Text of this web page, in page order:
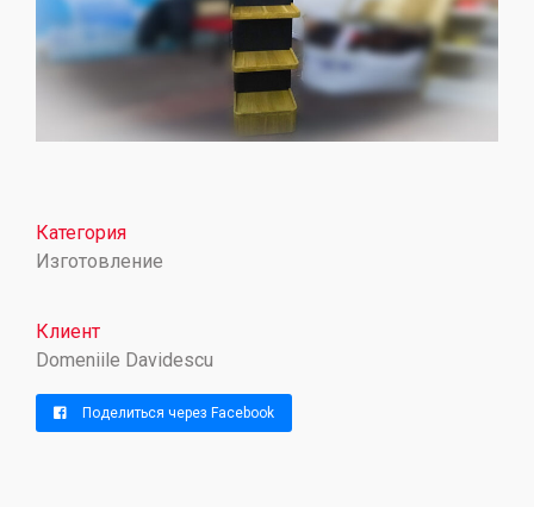
Категория
Изготовление
Клиент
Domeniile Davidescu
Поделиться через Facebook